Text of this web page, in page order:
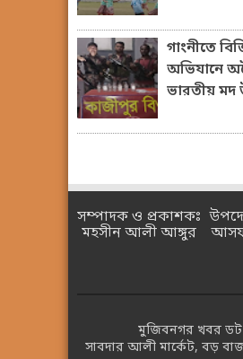
গাংনীতে
অভিযানে
ভারতীয় মদ
সম্পাদক ও প্রকাশকঃ
মহসীন আলী আঙ্গুর
মুজিবনগর খবর
সাবদার আলী মার্কেট, বড়